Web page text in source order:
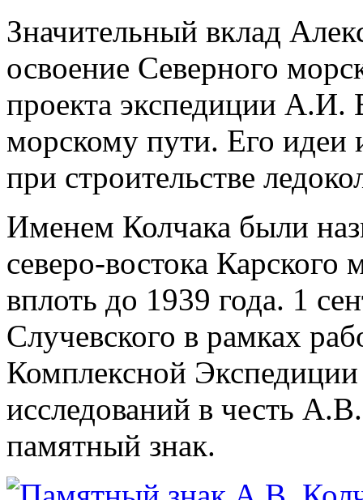
Значительный вклад
освоение Северного
проекта экспедиции А.И.
морскому пути. Его
при строительстве
Именем Колчака были
северо-востока Карского
вплоть до 1939 года. 1
Случевского в рамках
Комплексной
исследований в честь
памятный знак.